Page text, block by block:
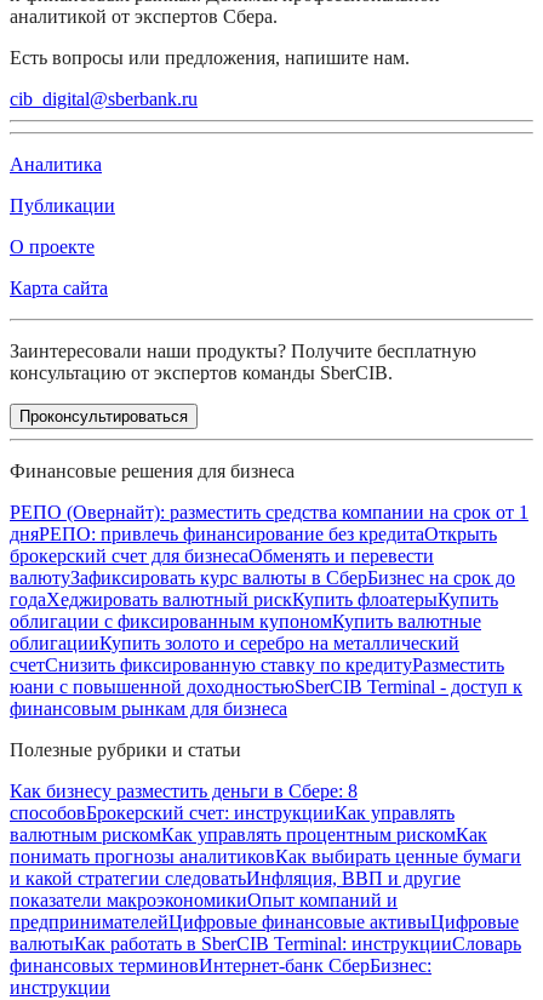
аналитикой от экспертов Сбера.
Есть вопросы или предложения, напишите нам.
cib_digital@sberbank.ru
Аналитика
Публикации
О проекте
Карта сайта
Заинтересовали наши продукты? Получите бесплатную
консультацию от экспертов команды SberCIB.
Проконсультироваться
Финансовые решения для бизнеса
РЕПО (Овернайт): разместить средства компании на срок от 1
дняРЕПО: привлечь финансирование без кредитаОткрыть
брокерский счет для бизнесаОбменять и перевести
валютуЗафиксировать курс валюты в СберБизнес на срок до
годаХеджировать валютный рискКупить флоатерыКупить
облигации с фиксированным купономКупить валютные
облигацииКупить золото и серебро на металлический
счетСнизить фиксированную ставку по кредитуРазместить
юани с повышенной доходностьюSberCIB Terminal - доступ к
финансовым рынкам для бизнеса
Полезные рубрики и статьи
Как бизнесу разместить деньги в Сбере: 8
способовБрокерский счет: инструкцииКак управлять
валютным рискомКак управлять процентным рискомКак
понимать прогнозы аналитиковКак выбирать ценные бумаги
и какой стратегии следоватьИнфляция, ВВП и другие
показатели макроэкономикиОпыт компаний и
предпринимателейЦифровые финансовые активыЦифровые
валютыКак работать в SberCIB Terminal: инструкцииСловарь
финансовых терминовИнтернет-банк СберБизнес:
инструкции